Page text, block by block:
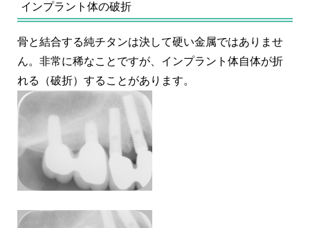
インプラント体の破折
骨と結合する純チタンは決して硬い金属ではありませ
ん。非常に稀なことですが、インプラント体自体が折
れる（破折）することがあります。